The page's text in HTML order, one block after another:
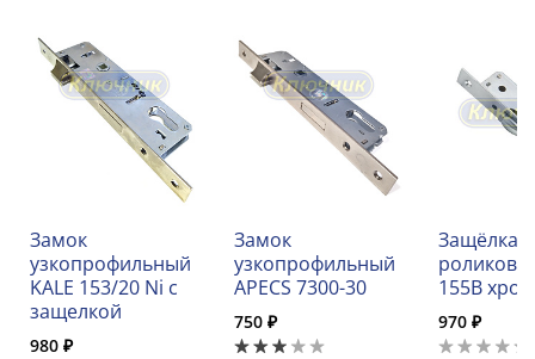
Замок
узкопрофильный
KALE 153/20 Ni с
защелкой
980 ₽
Замок
узкопрофильный
APECS 7300-30
750 ₽
Защёлка
155B хром
970 ₽